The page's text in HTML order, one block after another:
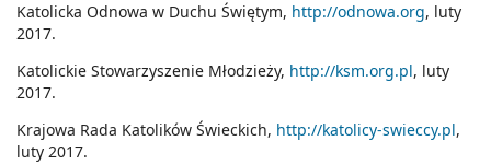
Katolicka Odnowa w Duchu Świętym, http://odnowa.org, luty
2017.
Katolickie Stowarzyszenie Młodzieży, http://ksm.org.pl, luty
2017.
Krajowa Rada Katolików Świeckich, http://katolicy-swieccy.pl,
luty 2017.